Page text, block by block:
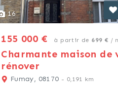
16
155 000 € à partir de 699 € /
Charmante maison de
rénover
Fumay, 08170 - 0,191 km